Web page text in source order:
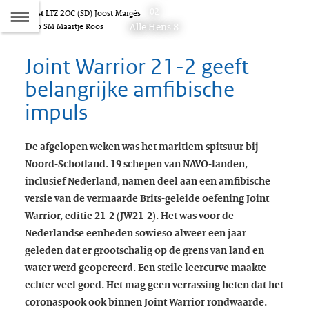
Dit
hoort
bij:
Alle Hens 8
TekstLTZ 2OC (SD) Joost Margés
FotoSM Maartje Roos
Joint Warrior 21-2 geeft
belangrijke amfibische
impuls
De afgelopen weken was het maritiem spitsuur bij
Noord-Schotland. 19 schepen van NAVO-landen,
inclusief Nederland, namen deel aan een amfibische
versie van de vermaarde Brits-geleide oefening Joint
Warrior, editie 21-2 (JW21-2). Het was voor de
Nederlandse eenheden sowieso alweer een jaar
geleden dat er grootschalig op de grens van land en
water werd geopereerd. Een steile leercurve maakte
echter veel goed. Het mag geen verrassing heten dat het
coronaspook ook binnen Joint Warrior rondwaarde.
Naar
de
Inhoudsopgave